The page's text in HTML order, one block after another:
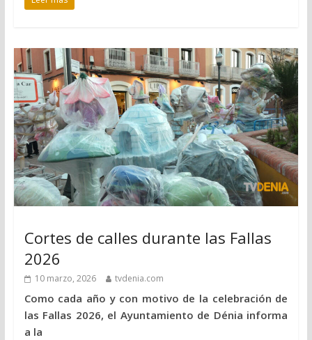
Cortes de calles durante las Fallas
2026
10 marzo, 2026 tvdenia.com
Como cada año y con motivo de la celebración de
las Fallas 2026, el Ayuntamiento de Dénia informa
a la